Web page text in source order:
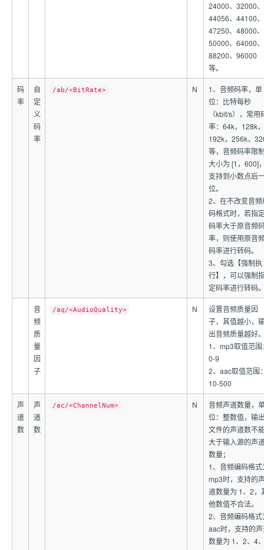
24000、32000、
44056、44100、
47250、48000、
50000、64000、
88200、96000
等。
码
率
自
定
义
码
率
/ab/<BitRate> N
1、音频码率，单
位：比特每秒
（kbit/s），常用
率：64k，128k，
192k，256k，
等，音频码率限
大小为 [1，600]
支持到小数点后
位。
2、在不改变音频
码格式时，若指
码率大于原音频
率，则使用原音
码率进行转码。
3、勾选【强制执
行】，可以强制
定码率进行转码
音
频
质
量
因
子
/aq/<AudioQuality> N
设置音频质量因
子，其值越小，
出音频质量越好
1、mp3取值范围
0-9
2、aac取值范围
10-500
声
道
数
声
道
数
/ac/<ChannelNum> N
音频声道数量，
位：整数值，输
文件的声道数不
大于输入源的声
数量；
1、音频编码格式
mp3时，支持的
道数量为 1、2，
他数值不合法。
2、音频编码格式
aac时，支持的
数量为 1、2、4